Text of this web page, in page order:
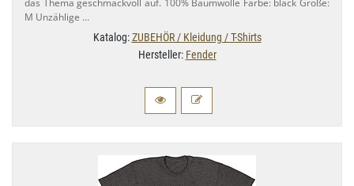
M Unzählige …
Katalog:ZUBEHÖR / Kleidung / T-Shirts
Hersteller: Fender